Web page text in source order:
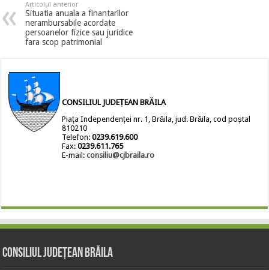
Articolul anterior
Situatia anuala a finantarilor
nerambursabile acordate
persoanelor fizice sau juridice
fara scop patrimonial
CONSILIUL JUDEȚEAN BRĂILA
Piața Independenței nr. 1, Brăila, jud. Brăila, cod poștal
810210
Telefon:0239.619.600
Fax:0239.611.765
E-mail:consiliu@cjbraila.ro
Consiliul Județean Brăila